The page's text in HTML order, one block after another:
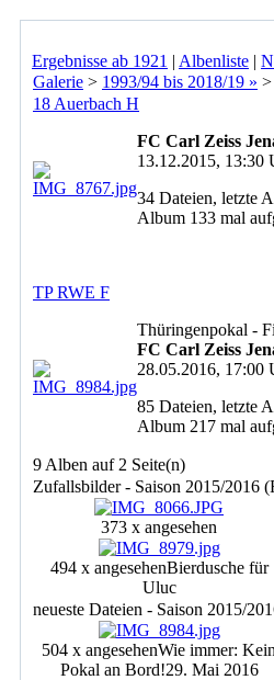
Ergebnisse ab 1921 | Albenliste |
Galerie > 1993/94 bis 2018/19 » >
18 Auerbach H
FC Carl Zeiss
13.12.2015, 13:30
34 Dateien, letzte
Album 133 mal
TP RWE F
Thüringenpokal -
FC Carl Zeiss
28.05.2016, 17:00
85 Dateien, letzte
Album 217 mal
9 Alben auf 2 Seite(n)
Zufallsbilder - Saison 2015/2016
373 x angesehen
494 x angesehenBierdusche für
Uluc
neueste Dateien - Saison 2015/
504 x angesehenWie immer: Kein
Pokal an Bord!29. Mai 2016